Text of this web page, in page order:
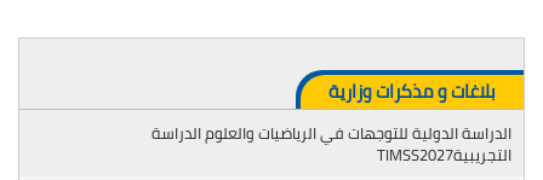
بلاغات و مذكرات وزارية
الدراسة الدولية للتوجهات في الرياضيات والعلوم الدراسة
التجريبيةTIMSS2027